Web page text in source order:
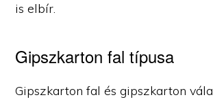
is elbír.
Gipszkarton fal típusa
Gipszkarton fal és gipszkarton